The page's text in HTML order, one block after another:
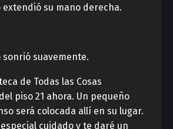
extendió su mano derecha.
suavemente.
de Todas las Cosas
piso 21 ahora. Un pequeño
será colocada allí en su lugar.
cuidado y te daré un